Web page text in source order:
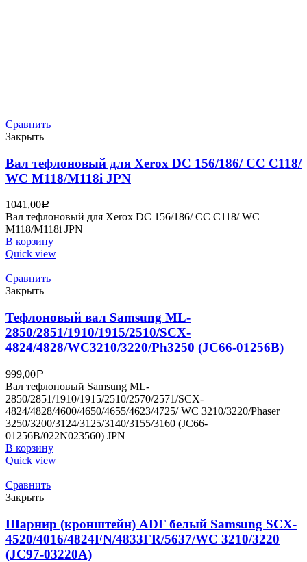
Сравнить
Закрыть
Вал тефлоновый для Xerox DC 156/186/ CC C118/
WC M118/M118i JPN
1041,00Р
Вал тефлоновый для Xerox DC 156/186/ CC C118/ WC
M118/M118i JPN
В корзину
Quick view
Сравнить
Закрыть
Тефлоновый вал Samsung ML-
2850/2851/1910/1915/2510/SCX-
4824/4828/WC3210/3220/Ph3250 (JC66-01256B)
999,00Р
Вал тефлоновый Samsung ML-
2850/2851/1910/1915/2510/2570/2571/SCX-
4824/4828/4600/4650/4655/4623/4725/ WC 3210/3220/Phaser
3250/3200/3124/3125/3140/3155/3160 (JC66-
01256B/022N023560) JPN
В корзину
Quick view
Сравнить
Закрыть
Шарнир (кронштейн) ADF белый Samsung SCX-
4520/4016/4824FN/4833FR/5637/WC 3210/3220
(JC97-03220A)